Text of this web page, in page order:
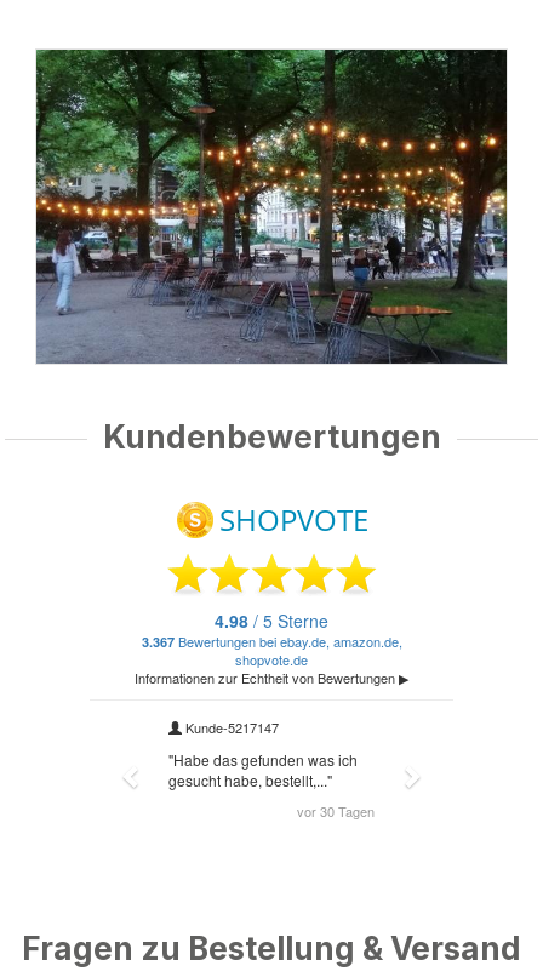
Kundenbewertungen
Fragen zu Bestellung & Versand